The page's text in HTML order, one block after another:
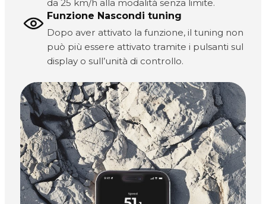
da 25 km/h alla modalità senza limite.
Funzione Nascondi tuning
Dopo aver attivato la funzione, il tuning non
può più essere attivato tramite i pulsanti sul
display o sull’unità di controllo.